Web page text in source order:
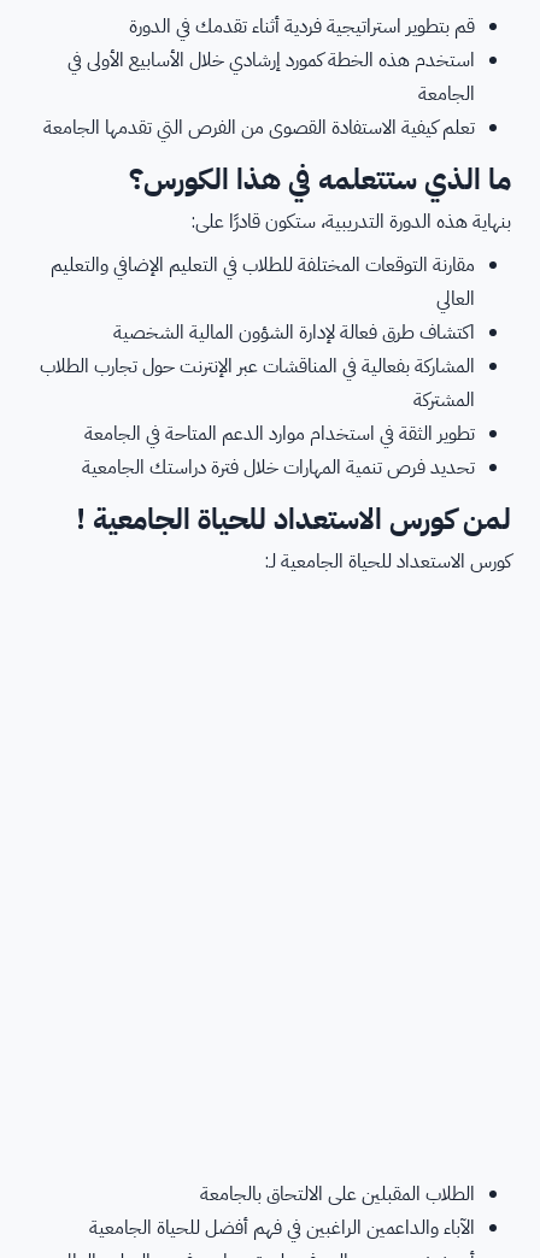
قم بتطوير استراتيجية فردية أثناء تقدمك في الدورة
استخدم هذه الخطة كمورد إرشادي خلال الأسابيع الأولى في
الجامعة
تعلم كيفية الاستفادة القصوى من الفرص التي تقدمها الجامعة
ما الذي ستتعلمه في هذا الكورس؟
بنهاية هذه الدورة التدريبية، ستكون قادرًا على:
مقارنة التوقعات المختلفة للطلاب في التعليم الإضافي والتعليم
العالي
اكتشاف طرق فعالة لإدارة الشؤون المالية الشخصية
المشاركة بفعالية في المناقشات عبر الإنترنت حول تجارب الطلاب
المشتركة
تطوير الثقة في استخدام موارد الدعم المتاحة في الجامعة
تحديد فرص تنمية المهارات خلال فترة دراستك الجامعية
لمن كورس الاستعداد للحياة الجامعية !
كورس الاستعداد للحياة الجامعية لـ:
الطلاب المقبلين على الالتحاق بالجامعة
الآباء والداعمين الراغبين في فهم أفضل للحياة الجامعية